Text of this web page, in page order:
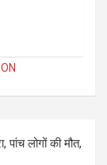
लोगों की मौत,